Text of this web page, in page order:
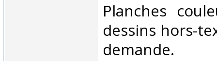
‎Planches
dessins hors-
demande.‎